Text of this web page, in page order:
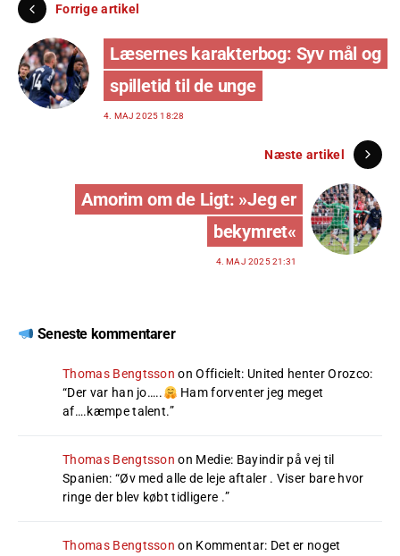
Forrige artikel
Læsernes karakterbog: Syv mål og
spilletid til de unge
4. MAJ 2025 18:28
Næste artikel
Amorim om de Ligt: »Jeg er
bekymret«
4. MAJ 2025 21:31
Seneste kommentarer
Thomas Bengtsson onOfficielt: United henter Orozco:
“Der var han jo…..
Ham forventer jeg meget
af….kæmpe talent.”
Thomas Bengtsson on Medie: Bayindir på vej til
Spanien: “Øv med alle de leje aftaler . Viser bare hvor
ringe der blev købt tidligere .”
Thomas Bengtsson on Kommentar: Det er noget